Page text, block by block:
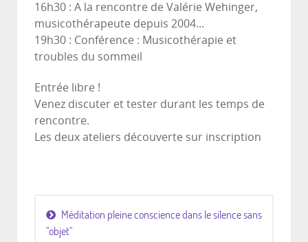
16h30 : A la rencontre de Valérie Wehinger,
musicothérapeute depuis 2004...
19h30 : Conférence : Musicothérapie et
troubles du sommeil
Entrée libre !
Venez discuter et tester durant les temps de
rencontre.
Les deux ateliers découverte sur inscription
Méditation pleine conscience dans le silence sans
"objet"